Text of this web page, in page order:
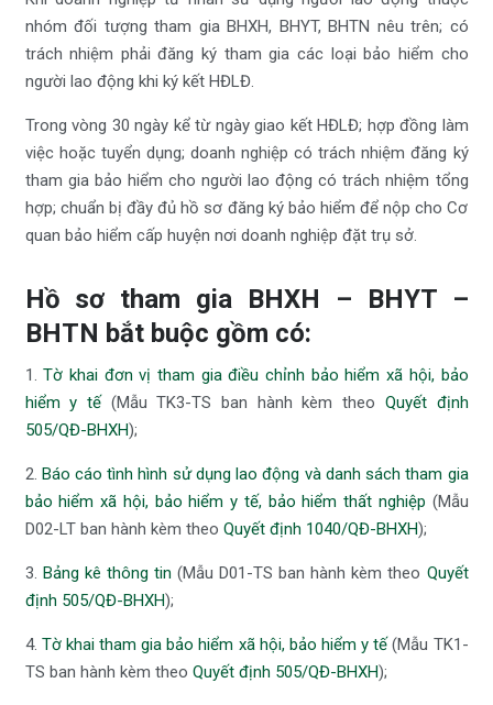
nhóm đối tượng tham gia BHXH, BHYT, BHTN nêu trên; có
trách nhiệm phải đăng ký tham gia các loại bảo hiểm cho
người lao động khi ký kết HĐLĐ.
Trong vòng 30 ngày kể từ ngày giao kết HĐLĐ; hợp đồng làm
việc hoặc tuyển dụng; doanh nghiệp có trách nhiệm đăng ký
tham gia bảo hiểm cho người lao động có trách nhiệm tổng
hợp; chuẩn bị đầy đủ hồ sơ đăng ký bảo hiểm để nộp cho Cơ
quan bảo hiểm cấp huyện nơi doanh nghiệp đặt trụ sở.
Hồ sơ tham gia BHXH – BHYT –
BHTN bắt buộc gồm có:
1.Tờ khai đơn vị tham gia điều chỉnh bảo hiểm xã hội, bảo
hiểm y tế(Mẫu TK3-TS ban hành kèm theo Quyết định
505/QĐ-BHXH);
2. Báo cáo tình hình sử dụng lao động và danh sách tham gia
bảo hiểm xã hội, bảo hiểm y tế, bảo hiểm thất nghiệp (Mẫu
D02-LT ban hành kèm theo Quyết định 1040/QĐ-BHXH);
3. Bảng kê thông tin (Mẫu D01-TS ban hành kèm theo Quyết
định 505/QĐ-BHXH);
4. Tờ khai tham gia bảo hiểm xã hội, bảo hiểm y tế(Mẫu TK1-
TS ban hành kèm theo Quyết định 505/QĐ-BHXH);